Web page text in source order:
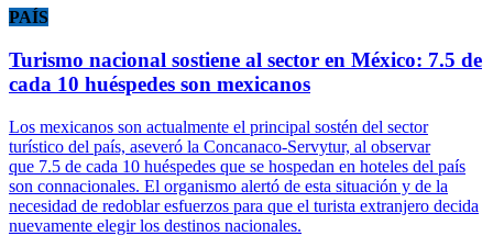
PAÍS
Turismo nacional sostiene al sector en México: 7.5 de
cada 10 huéspedes son mexicanos
Los mexicanos son actualmente el principal sostén del sector
turístico del país, aseveró la Concanaco-Servytur, al observar
que 7.5 de cada 10 huéspedes que se hospedan en hoteles del país
son connacionales. El organismo alertó de esta situación y de la
necesidad de redoblar esfuerzos para que el turista extranjero decida
nuevamente elegir los destinos nacionales.